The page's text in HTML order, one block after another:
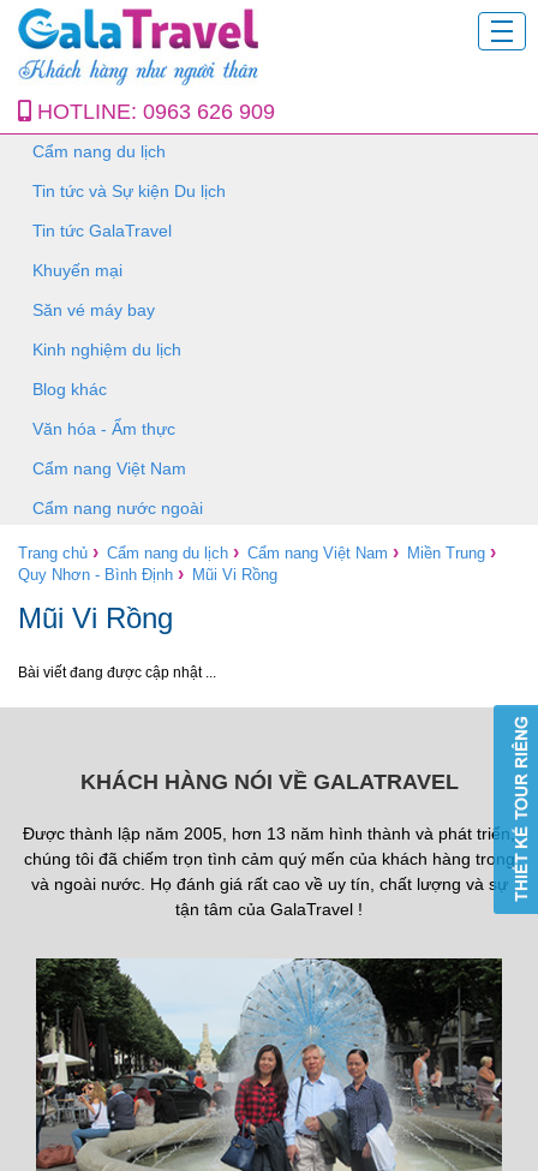
HOTLINE: 0963 626 909
Cẩm nang du lịch
Tin tức và Sự kiện Du lịch
Tin tức GalaTravel
Khuyến mại
Săn vé máy bay
Kinh nghiệm du lịch
Blog khác
Văn hóa - Ẩm thực
Cẩm nang Việt Nam
Cẩm nang nước ngoài
Trang chủ › Cẩm nang du lịch › Cẩm nang Việt Nam › Miền Trung ›
Quy Nhơn - Bình Định › Mũi Vi Rồng
Mũi Vi Rồng
Bài viết đang được cập nhật ...
KHÁCH HÀNG NÓI VỀ GALATRAVEL
Được thành lập năm 2005, hơn 13 năm hình thành và phát triển,
chúng tôi đã chiếm trọn tình cảm quý mến của khách hàng trong
và ngoài nước. Họ đánh giá rất cao về uy tín, chất lượng và sự
tận tâm của GalaTravel !